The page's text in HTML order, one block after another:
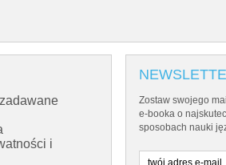
i
Zostaw swojego
e-booka o
sposobach nauki